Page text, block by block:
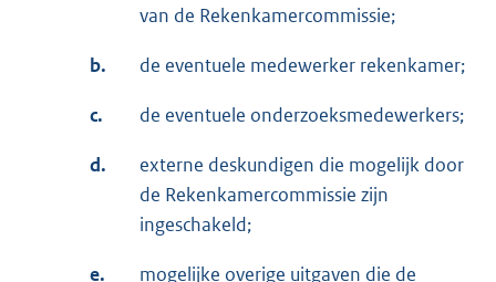
van de Rekenkamercommissie;
b. de eventuele medewerker rekenkamer;
c. de eventuele onderzoeksmedewerkers;
d.
externe deskundigen die mogelijk door
de Rekenkamercommissie zijn
ingeschakeld;
e.
mogelijke overige uitgaven die de